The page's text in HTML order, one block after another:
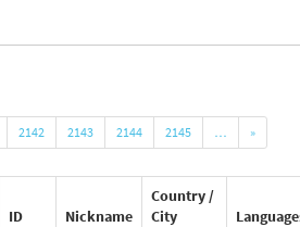
2142 2143 2144 2145 … »
ID Nickname
Country /
City